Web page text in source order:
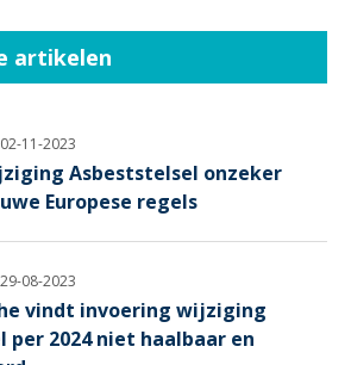
artikelen
02-11-2023
Asbeststelsel onzeker
Europese regels
29-08-2023
vindt invoering wijziging
per 2024 niet haalbaar en